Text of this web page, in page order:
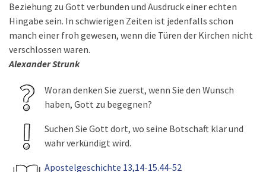
Beziehung zu Gott verbunden und Ausdruck einer echten
Hingabe sein. In schwierigen Zeiten ist jedenfalls schon
manch einer froh gewesen, wenn die Türen der Kirchen nicht
verschlossen waren.
Alexander Strunk
Woran denken Sie zuerst, wenn Sie den Wunsch
haben, Gott zu begegnen?
Suchen Sie Gott dort, wo seine Botschaft klar und
wahr verkündigt wird.
Apostelgeschichte 13,14-15.44-52